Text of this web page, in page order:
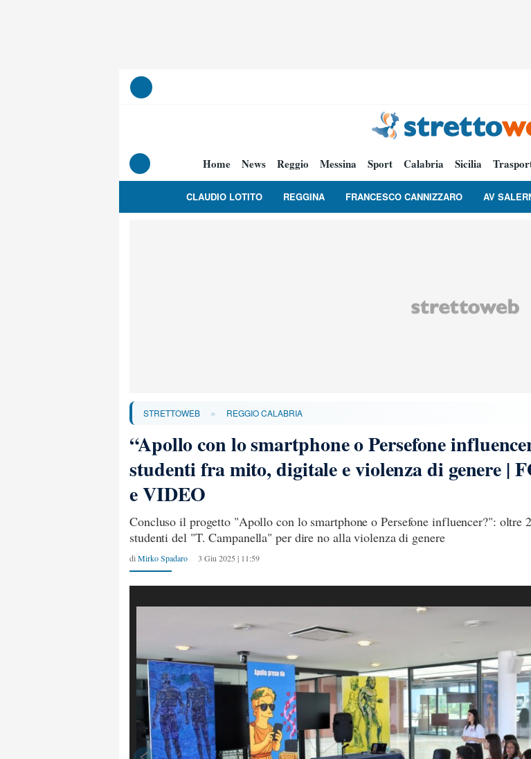
Home News Reggio Messina Sport Calabria Sicilia
CLAUDIO LOTITO REGGINA FRANCESCO CANNIZZARO AV
STRETTOWEB » REGGIO CALABRIA
“Apollo con lo smartphone o Persefone
studenti fra mito, digitale e violenza di genere |
e VIDEO
Concluso il progetto "Apollo con lo smartphone o Persefone influencer?": oltre
studenti del "T. Campanella" per dire no alla violenza di genere
di Mirko Spadaro 3 Giu 2025 | 11:59